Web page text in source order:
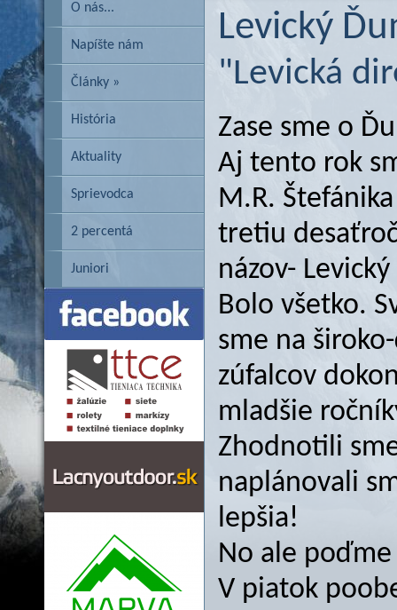
O nás...
Napíšte nám
Články »
História
Aktuality
Sprievodca
2 percentá
Juniori
Levický
"Levická
Zase sme o
Aj tento rok
M.R.
tretiu
názov-
Bolo všetko.
sme na
zúfalcov
mladšie
Zhodnotili
naplánovali
lepšia!
No ale
V piatok